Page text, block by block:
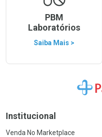
PBM
Laboratórios
Saiba Mais >
Ir para
Institucional
Venda No Marketplace